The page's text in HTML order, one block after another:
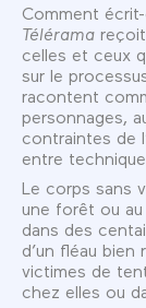
Comment
Télérama
celles et ceux
sur le
racontent
personnages,
contraintes de
entre
Le corps sans
une forêt ou
dans des
d’un fléau
victimes de
chez elles ou